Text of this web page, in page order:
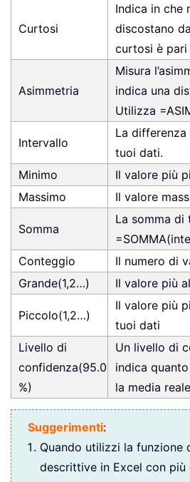
Curtosi
Indica in che
discostano
curtosi è pari
Asimmetria
Misura
indica una
Utilizza
Intervallo
La
tuoi dati.
Minimo
Il valore più
Massimo
Il valore
Somma
La somma
Conteggio
Il numero di
Grande(1,2…)
Il valore più
Piccolo(1,2…)
Il valore più
tuoi dati
Livello di
confidenza(95.0
%)
Un livello di
indica
la media
Suggerimenti:
Quando utilizzi la funzione
descrittive in Excel con più